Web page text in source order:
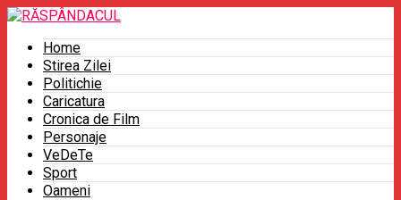
Home
Stirea Zilei
Politichie
Caricatura
Cronica de Film
Personaje
VeDeTe
Sport
Oameni